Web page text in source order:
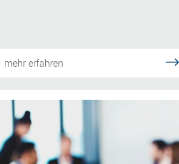
mehr erfahren